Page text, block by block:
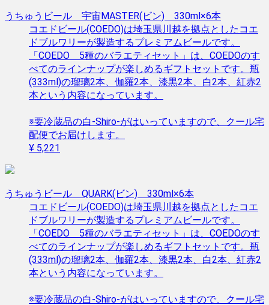
うちゅうビール 宇宙MASTER(ビン) 330ml×6本
コエドビール(COEDO)は埼玉県川越を拠点としたコエ
ドブルワリーが製造するプレミアムビールです。
「COEDO 5種のバラエティセット」は、COEDOのす
べてのラインナップが楽しめるギフトセットです。瓶
(333ml)の瑠璃2本、伽羅2本、漆黒2本、白2本、紅赤2
本という内容になっています。
※要冷蔵品の白-Shiro-がはいっていますので、クール宅
配便でお届けします。
¥ 5,221
うちゅうビール QUARK(ビン) 330ml×6本
コエドビール(COEDO)は埼玉県川越を拠点としたコエ
ドブルワリーが製造するプレミアムビールです。
「COEDO 5種のバラエティセット」は、COEDOのす
べてのラインナップが楽しめるギフトセットです。瓶
(333ml)の瑠璃2本、伽羅2本、漆黒2本、白2本、紅赤2
本という内容になっています。
※要冷蔵品の白-Shiro-がはいっていますので、クール宅